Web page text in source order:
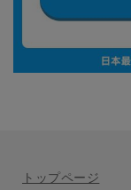
トップページ